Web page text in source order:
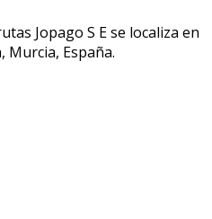
Jopago S E se localiza en
Murcia, España.